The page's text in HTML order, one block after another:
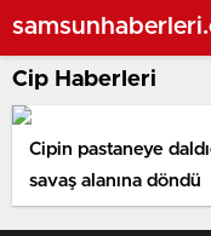
Cip Haberleri
Cipin pastaneye
savaş alanına döndü